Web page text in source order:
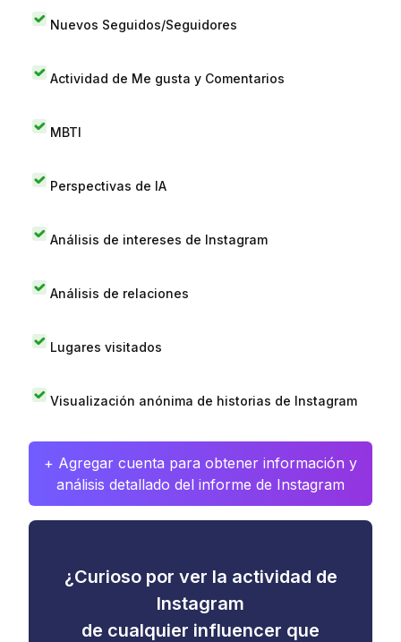
Nuevos Seguidos/Seguidores
Actividad de Me gusta y Comentarios
MBTI
Perspectivas de IA
Análisis de intereses de Instagram
Análisis de relaciones
Lugares visitados
Visualización anónima de historias de Instagram
+ Agregar cuenta para obtener información y
análisis detallado del informe de Instagram
¿Curioso por ver la actividad de
Instagram
de cualquier influencer que